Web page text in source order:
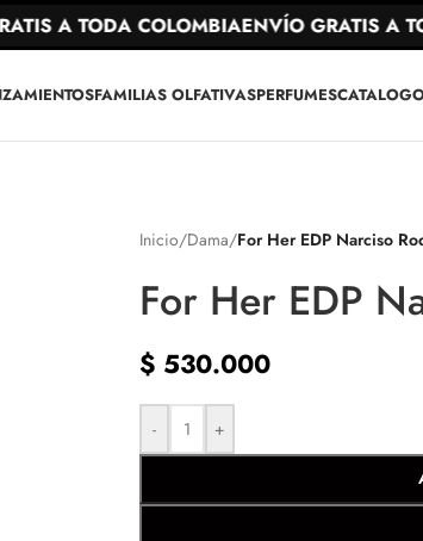
A TODA COLOMBIAENVÍO GRATIS A
FAMILIAS OLFATIVASPERFUMES
Inicio/Dama/For Her EDP Narciso
For Her EDP
$530.000
- +